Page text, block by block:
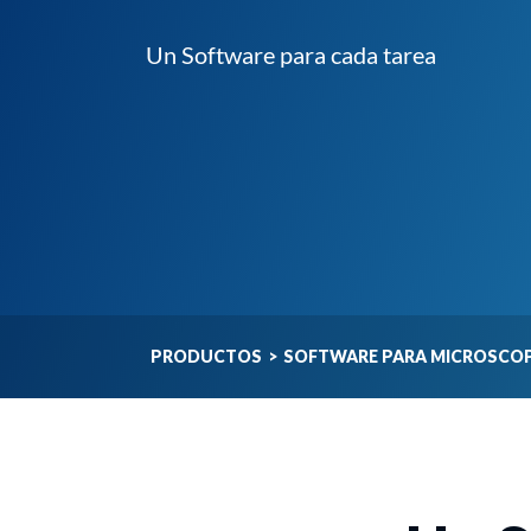
Un Software para cada tarea
PRODUCTOS > SOFTWARE PARA